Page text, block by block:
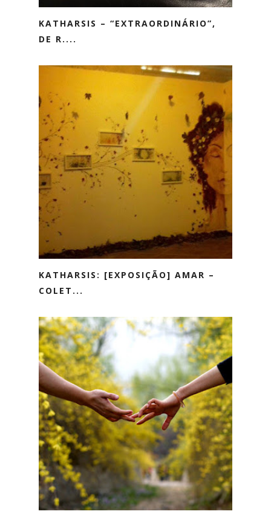
KATHARSIS – “EXTRAORDINÁRIO”,
DE R....
KATHARSIS: [EXPOSIÇÃO] AMAR –
COLET...